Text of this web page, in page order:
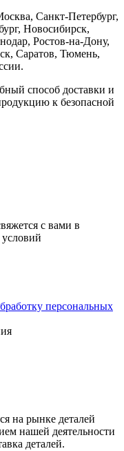
Санкт-Петербург,
Новосибирск,
Ростов-на-Дону,
Саратов, Тюмень,
способ доставки и
к безопасной
с вами в
персональных
на рынке деталей
нашей деятельности
деталей.